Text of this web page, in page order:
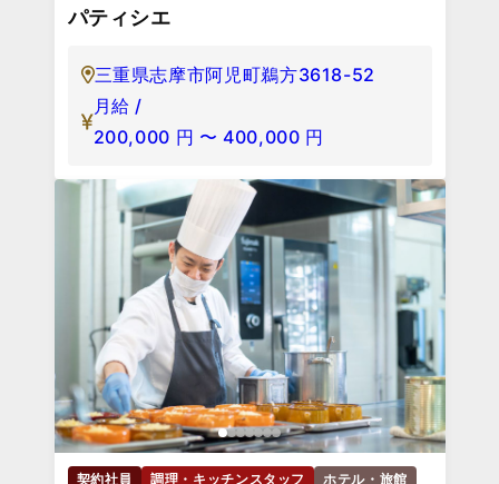
パティシエ
三重県志摩市阿児町鵜方3618-52
月給 /
200,000 円 〜 400,000 円
契約社員 調理・キッチンスタッフ ホテル・旅館